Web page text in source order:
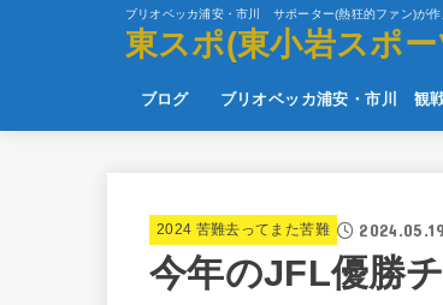
ブリオベッカ浦安・市川 サポーター(熱狂的ファン)が
東スポ(東小岩スポ
ブログ ブリオベッカ浦安・市川 観
2024 苦難去ってまた苦難 2024.05.19
今年のJFL優勝